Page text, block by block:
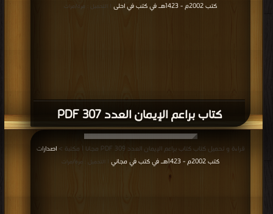
كتاب براعم الإيمان العدد 307 PDF
كتب 2002م - 1423هـ في كتب في احلى
| التحميل : مرة/مرات
قراءة و تحميل كتاب كتاب براعم الإيمان العدد 309 PDF مجانا | مكتبة >
اصدارات
كتب 2002م - 1423هـ في كتب في مجاني
| التحميل : مرة/مرات